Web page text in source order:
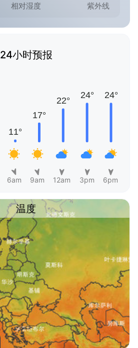
相对湿度 紫外线
24小时预报
6am 9am 12am 3pm 6pm
温度